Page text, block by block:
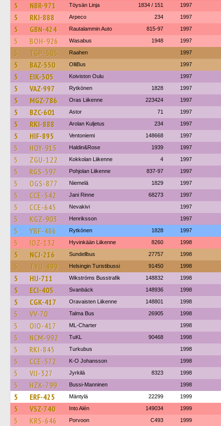
5 NBR-971 Töysän Linja 1834 / 151 1997
5 RKI-888 Arpeco 234 1997
5 GBN-424 Rautalammin Auto 815-97 1997
5 BOH-926 Wasabus 1948 1997
5 TGP-505 Raahen 1997
5 BAZ-550 OlliBus 1997
5 EIK-305 Koiviston Oulu 1997
5 VAZ-997 Rytkönen 1828 1997
5 MGZ-786 Oras Liikenne 223424 1997
5 BZC-601 Astor 71 1997
5 RKI-888 Arolan Kuljetus 234 1997
5 HIF-895 Ventoniemi 148668 1997
5 HOY-915 Haldin&Rose 1939 1997
5 ZGU-122 Kokkolan Liikenne 4 1997
5 RGS-597 Pohjolan Liikenne 837-97 1997
5 OGS-877 Niemelä 1829 1997
5 CCE-542 Jani Rinne 68273 1997
5 CCE-645 Nevakivi 1997
5 KGZ-903 Henriksson 1997
5 YBF-486 Rytkönen 1828 1997
5 IOZ-132 Hyvinkään Liikenne 8260 1998
5 NCJ-216 Sundellbus 27757 1998
5 TYU-499 Helsingin Turistibussi 91450 1998
5 HIJ-711 Wikströms Busstrafik 148832 1998
5 ECI-405 Svanbäck 148936 1998
5 CGK-417 Oravaisten Liikenne 148801 1998
5 VV-70 Talma Bus 26905 1998
5 OIO-417 ML-Charter 1998
5 NCM-992 TuKL 90468 1998
5 RKI-845 Turkubus 1998
5 CCE-572 K-O Johansson 1998
5 VIJ-327 Jyrkilä 8323 1998
5 HZK-799 Bussi-Manninen 1998
5 ERF-425 Mäntylä 22299 1999
5 VSZ-740 Into Alén 149034 1999
5 KRS-646 Porvoon C493 1999